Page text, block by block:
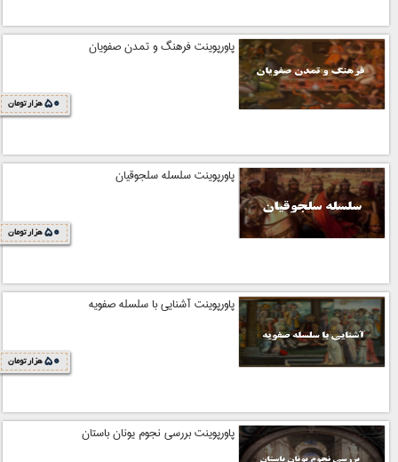
پاورپوینت فرهنگ و تمدن صفویان
50 هزار تومان
پاورپوینت سلسله سلجوقیان
50 هزار تومان
پاورپوینت آشنایی با سلسله صفویه
50 هزار تومان
پاورپوینت بررسی نجوم یونان باستان